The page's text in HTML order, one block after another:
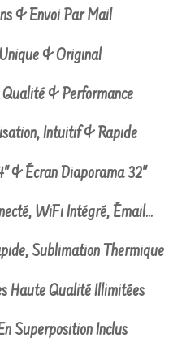
& Envoi Par Mail
& Original
& Performance
Intuitif & Rapide
& Écran Diaporama 32″
WiFi Intégré, Émail…
Sublimation Thermique
Haute Qualité Illimitées
Superposition Inclus